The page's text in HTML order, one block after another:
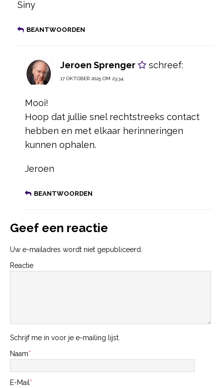
Siny
BEANTWOORDEN
Jeroen Sprenger schreef:
17 OKTOBER 2025 OM 23:34
Mooi!
Hoop dat jullie snel rechtstreeks contact
hebben en met elkaar herinneringen
kunnen ophalen.
Jeroen
BEANTWOORDEN
Geef een reactie
Uw e-mailadres wordt niet gepubliceerd.
Reactie
Schrijf me in voor je e-mailing lijst.
Naam*
E-Mail*